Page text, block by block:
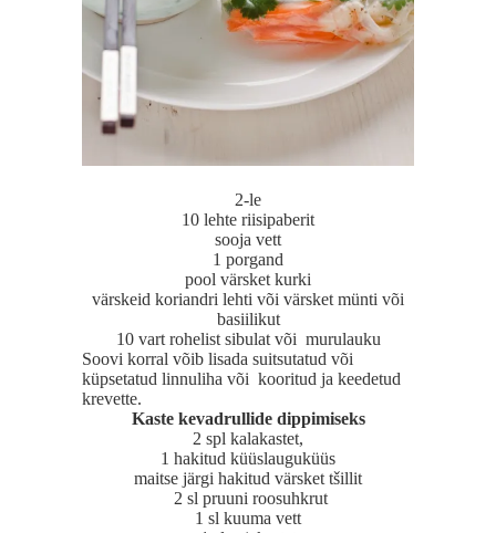
2-le
10 lehte riisipaberit
sooja vett
1 porgand
pool värsket kurki
värskeid koriandri lehti või värsket münti või
basiilikut
10 vart rohelist sibulat või murulauku
Soovi korral võib lisada suitsutatud või
küpsetatud linnuliha või kooritud ja keedetud
krevette.
Kaste kevadrullide dippimiseks
2 spl kalakastet,
1 hakitud küüslauguküüs
maitse järgi hakitud värsket tšillit
2 sl pruuni roosuhkrut
1 sl kuuma vett